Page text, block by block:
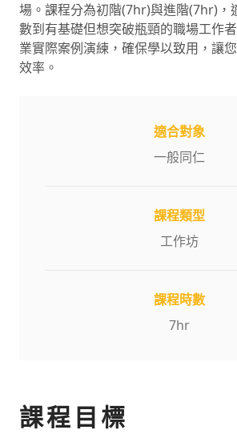
場。課程分為初階(7hr)與進階(7hr)，
數到有基礎但想突破瓶頸的職場工作
業實際案例演練，確保學以致用，讓
效率。
適合對象
一般同仁
課程類型
工作坊
課程時數
7hr
課程目標